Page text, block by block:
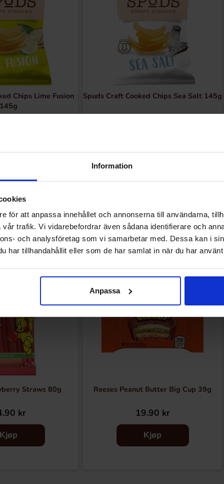
Information
för att anpassa innehållet och annonserna till användarna,
trafik. Vi vidarebefordrar även sådana identifierare och
och analysföretag som vi samarbetar med. Dessa kan i
har tillhandahållit eller som de har samlat in när du har
Anpassa
Chips Lime Fusion
145g
Spuds Craft Cooked Chips Sea Salt 145g
Andre kjøpte også
Straws 80g
kr
Kjøp
Reeses Peanut Butter Big Cup 39g
19.90 kr
Kjøp